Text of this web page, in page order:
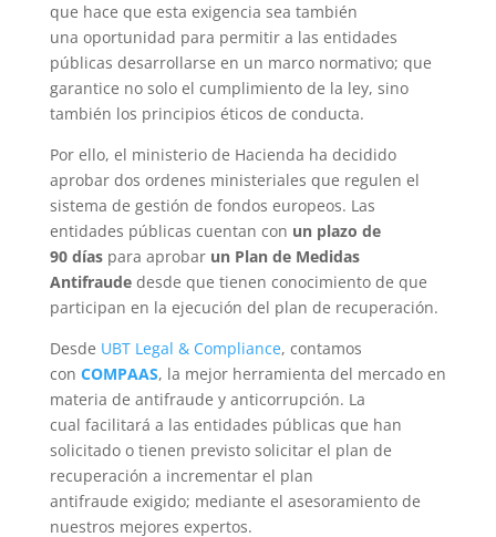
que hace que esta exigencia sea también
una oportunidad para permitir a las entidades
públicas desarrollarse en un marco normativo; que
garantice no solo el cumplimiento de la ley, sino
también los principios éticos de conducta.
Por ello, el ministerio de Hacienda ha decidido
aprobar dos ordenes ministeriales que regulen el
sistema de gestión de fondos europeos. Las
entidades públicas cuentan con un plazo de
90 díaspara aprobar un Plan de Medidas
Antifraudedesde que tienen conocimiento de que
participan en la ejecución del plan de recuperación.
Desde UBT Legal & Compliance, contamos
con COMPAAS, la mejor herramienta del mercado en
materia de antifraude y anticorrupción. La
cual facilitará a las entidades públicas que han
solicitado o tienen previsto solicitar el plan de
recuperación a incrementar el plan
antifraude exigido; mediante el asesoramiento de
nuestros mejores expertos.